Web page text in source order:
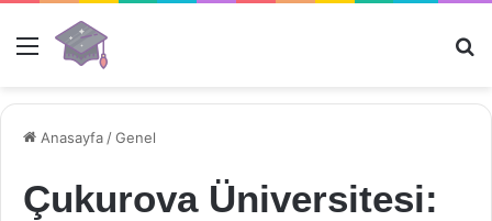
Menü
Anasayfa /Genel
Çukurova Üniversitesi: